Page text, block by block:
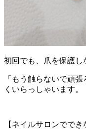
初回でも、爪を保護し
「もう触らないで頑
くいらっしゃいます。
【ネイルサロンででき